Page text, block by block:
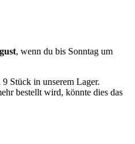
, wenn du bis Sonntag um
Stück in unserem Lager.
bestellt wird, könnte dies das